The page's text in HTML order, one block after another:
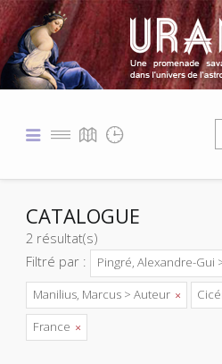
CATALOGUE
2 résultat(s)
Filtré par :
Pingré, Alexandre-Gui
Manilius, Marcus > Auteur
France